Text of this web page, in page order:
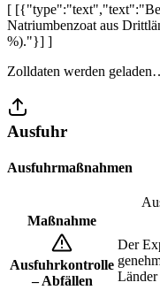
[
Natriumbenzoat aus
%)."}] ]
Zolldaten werden
Ausfuhr
Ausfuhrmaßnahmen
Maßnahme
Ausfuhrkontrolle
– Abfällen
Der
Länder